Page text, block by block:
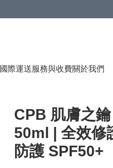
國際運送服務與收費關於我們
CPB 肌膚之
50ml | 全效修
防護 SPF50+